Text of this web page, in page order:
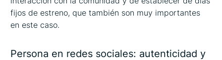
fijos de estreno, que también son muy importantes
en este caso.
Persona en redes sociales: autenticidad y